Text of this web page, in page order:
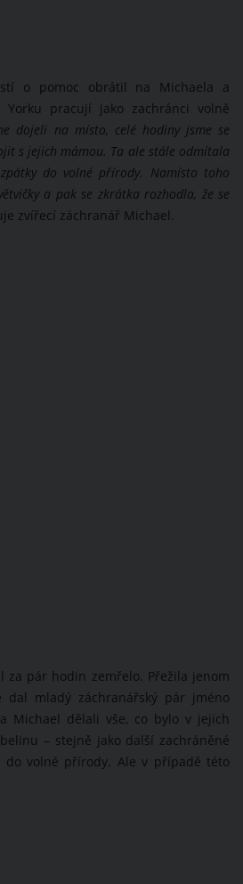
o pomoc obrátil na Michaela a
pracují jako zachránci volně
dojeli na místo, celé hodiny jsme se
s jejich mámou. Ta ale stále odmítala
do volné přírody. Namísto toho
a pak se zkrátka rozhodla, že se
zvířecí záchranář Michael.
za pár hodin zemřelo. Přežila jenom
dal mladý záchranářský pár jméno
Michael dělali vše, co bylo v jejich
– stejně jako další zachráněné
do volné přírody. Ale v případě této